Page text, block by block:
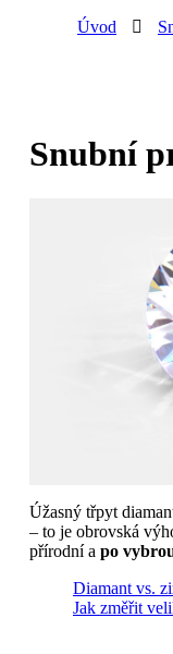
Úvod
Snubní
Úžasný třpyt
– to je obrovská
přírodní a po
Diamant vs.
Jak změřit